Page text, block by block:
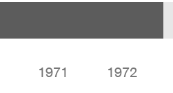
1971 1972